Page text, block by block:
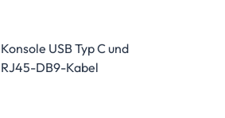
Konsole USB Typ C und
RJ45-DB9-Kabel